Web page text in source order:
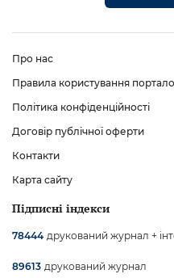
Про нас
Правила користування
Політика конфіденційності
Договір публічної оферти
Контакти
Карта сайту
Підписні індекси
78444 друкований журнал +
89613 друкований журнал